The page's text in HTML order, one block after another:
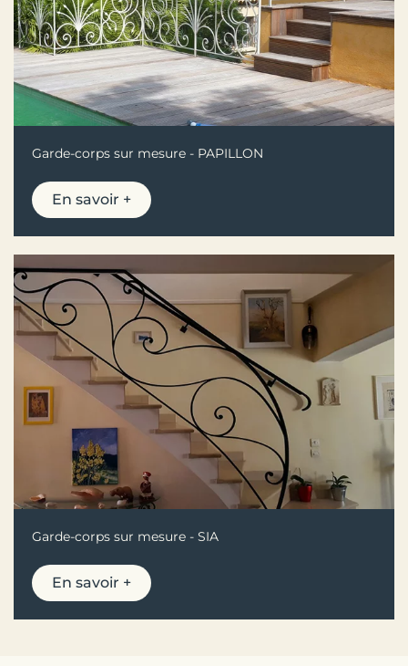
Garde-corps sur mesure - PAPILLON
En savoir +
Garde-corps sur mesure - SIA
En savoir +